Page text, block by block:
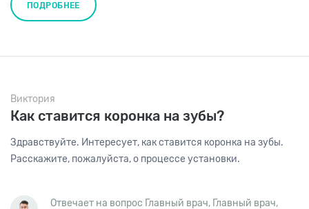
ПОДРОБНЕЕ
Виктория
Как ставится коронка на зубы?
Здравствуйте. Интересует, как ставится коронка на зубы.
Расскажите, пожалуйста, о процессе установки.
Отвечает на вопрос Главный врач, Главный врач,